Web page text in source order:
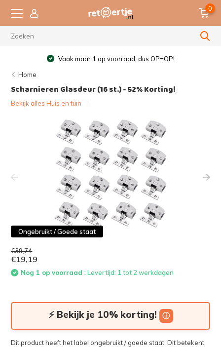
0
Vaak maar 1 op voorraad, dus OP=OP!
Home
Scharnieren Glasdeur (16 st.) - 52% Korting!
Bekijk alles Huis en tuin
Ongebruikt / Goede staat
€39,74
€19,19
Nog 1 op voorraad: Levertijd: 1 tot 2 werkdagen
⚡ Bekijk je 10% korting! ⓘ
Dit product heeft het label ongebruikt / goede staat. Dit betekent